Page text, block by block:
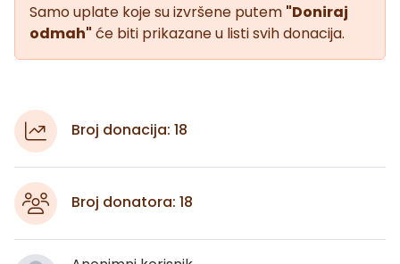
Samo uplate koje su izvršene putem "Doniraj
odmah" će biti prikazane u listi svih donacija.
Broj donacija: 18
Broj donatora: 18